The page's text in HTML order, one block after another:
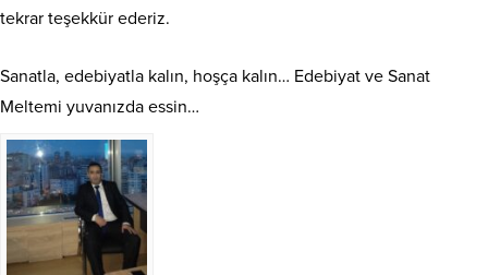
tekrar teşekkür ederiz.
Sanatla, edebiyatla kalın, hoşça kalın… Edebiyat ve Sanat
Meltemi yuvanızda essin…